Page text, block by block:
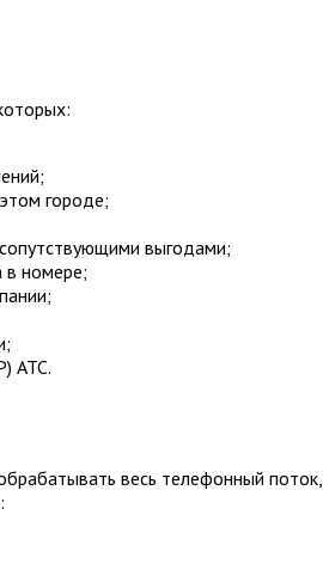
городе;
выгодами;
в номере;
АТС.
весь телефонный поток,